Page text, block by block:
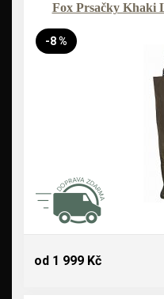
Fox Prsačky Khaki
-8 %
od 1 999 Kč